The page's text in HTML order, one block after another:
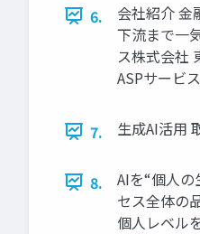
6.
会社紹介 金
下流まで一
ス株式会社
ASPサービ
7. 生成AI活用
8.
AIを“個人
セス全体の
個人レベル